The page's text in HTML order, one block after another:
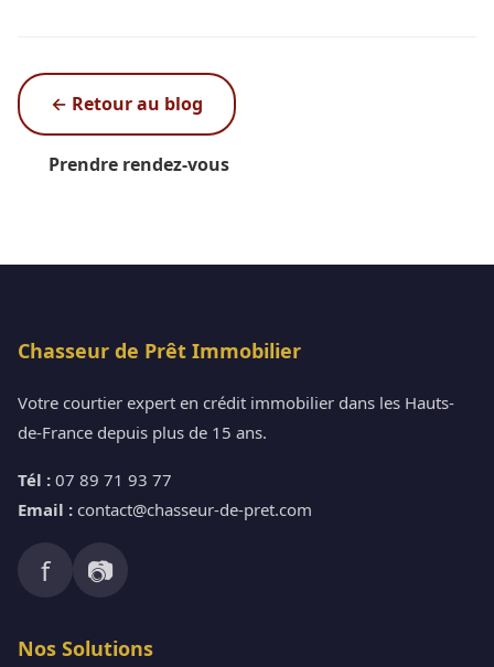
← Retour au blog
Prendre rendez-vous
Chasseur de Prêt Immobilier
Votre courtier expert en crédit immobilier dans les Hauts-
de-France depuis plus de 15 ans.
Tél : 07 89 71 93 77
Email : contact@chasseur-de-pret.com
f 📷
Nos Solutions